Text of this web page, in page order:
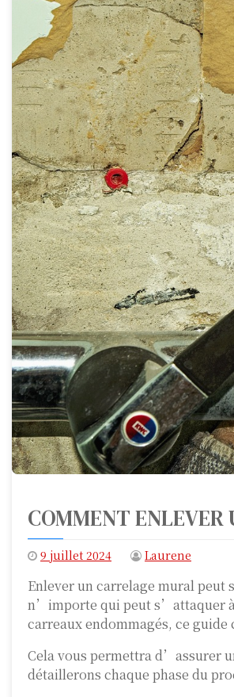
COMMENT ENLEVER
9 juillet 2024 Laurene
Enlever un carrelage mural peut
n’importe qui peut s’attaquer
carreaux endommagés, ce guide
Cela vous permettra d’assurer
détaillerons chaque phase du